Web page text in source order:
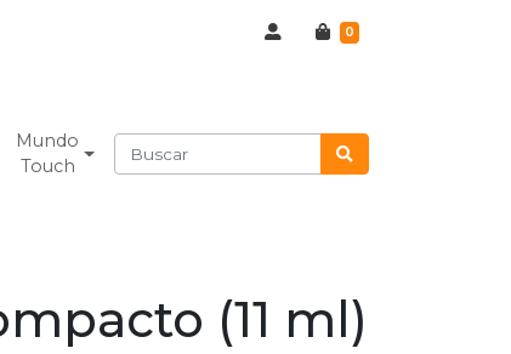
0
Mundo
Touch
(11 ml)